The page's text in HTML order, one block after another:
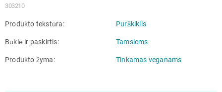
303210
Produkto tekstūra Purškiklis
Būklė ir paskirtis Tamsiems
Produkto žyma Tinkamas veganams